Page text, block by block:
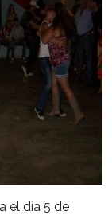
el día 5 de